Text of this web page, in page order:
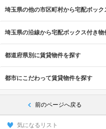
埼玉県の他の市区町村から宅配ボッ
埼玉県の沿線から宅配ボックス付き物
都道府県別に賃貸物件を探す
都市にこだわって賃貸物件を探す
前のページへ戻る
気になるリスト